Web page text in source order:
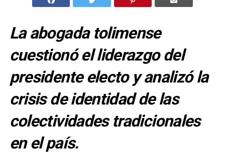
La abogada tolimense
cuestionó el liderazgo del
presidente electo y analizó la
crisis de identidad de las
colectividades tradicionales
en el país.